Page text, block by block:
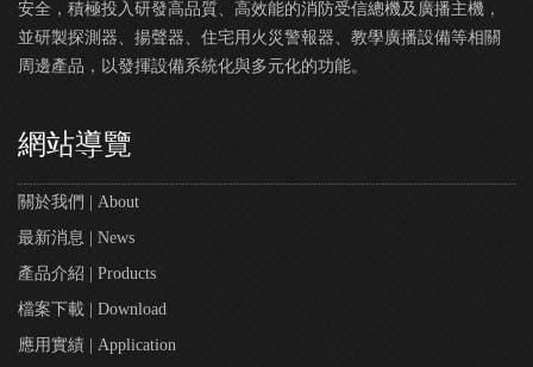
安全，積極投入研發高品質、高效能的消防受信總機及廣播主機，
並研製探測器、揚聲器、住宅用火災警報器、教學廣播設備等相關
周邊產品，以發揮設備系統化與多元化的功能。
網站導覽
關於我們 | About
最新消息 | News
產品介紹 | Products
檔案下載 | Download
應用實績 | Application